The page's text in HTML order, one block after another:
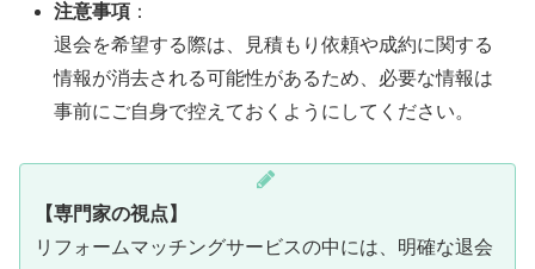
注意事項 ：
退会を希望する際は、見積もり依頼や成約に関する
情報が消去される可能性があるため、必要な情報は
事前にご自身で控えておくようにしてください。
【専門家の視点】
リフォームマッチングサービスの中には、明確な退会